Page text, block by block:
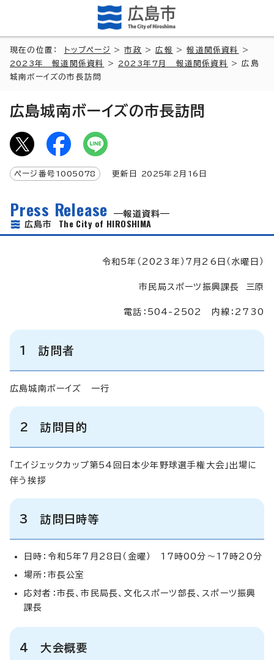
現在の位置： トップページ >市政 >広報 >報道関係資料
>
2023年 報道関係資料
> 2023年7月 報道関係資料
> 広島
城南ボーイズの市長訪問
広島城南ボーイズの市長訪問
ページ番号 1005078 更新日 2025年2月 16 日
Press Release
報道資料
広島市 The City of HIROSHIMA
令和5年（2023年）7月26日（水曜日）
市民局スポーツ振興課長 三原
電話：504-2502 内線：2730
1 訪問者
広島城南ボーイズ 一行
2 訪問目的
「エイジェックカップ第54回日本少年野球選手権大会」出場に
伴う挨拶
3 訪問日時等
日時：令和5年7月28日（金曜） 17時00分～17時20分
場所：市長公室
応対者：市長、市民局長、文化スポーツ部長、スポーツ振興
課長
4 大会概要